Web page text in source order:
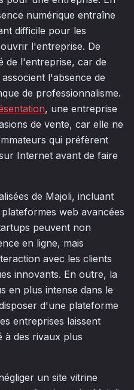
numérique entraîne
difficile pour les
l'entreprise. De
de l'entreprise, car de
l'absence de
de professionnalisme.
, une entreprise
de vente, car elle ne
qui préfèrent
Internet avant de faire
de Majoli, incluant
web avancées
peuvent non
en ligne, mais
avec les clients
innovants. En outre, la
en plus intense dans le
d'une plateforme
entreprises laissent
à des rivaux plus
un site vitrine